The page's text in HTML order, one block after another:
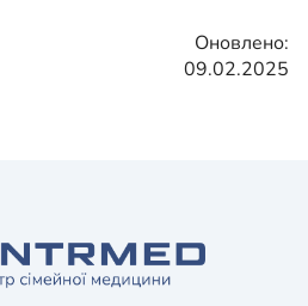
Оновлено:
09.02.2025